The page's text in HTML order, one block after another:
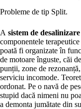
Probleme de tip Split.
A sistem de
componentele
poată fi organizate în
de motoare înguste, căi
punții, zone de
serviciu incomode.
ordonat. Pe o navă de
stupid dacă nimeni nu
a demonta jumătate din